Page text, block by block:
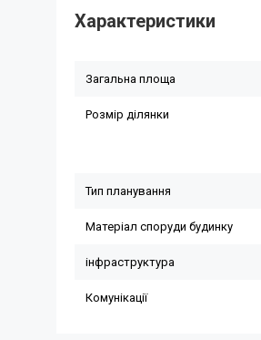
Характеристики